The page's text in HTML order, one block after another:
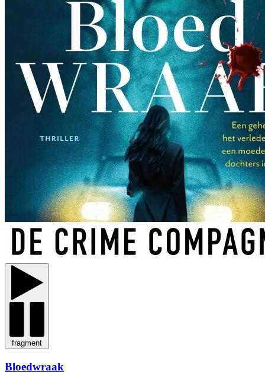
fragment
Bloedwraak